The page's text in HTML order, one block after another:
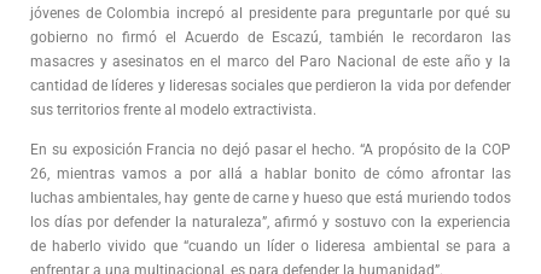
jóvenes de Colombia increpó al presidente para preguntarle por qué su
gobierno no firmó el Acuerdo de Escazú, también le recordaron las
masacres y asesinatos en el marco del Paro Nacional de este año y la
cantidad de líderes y lideresas sociales que perdieron la vida por defender
sus territorios frente al modelo extractivista.
En su exposición Francia no dejó pasar el hecho. “A propósito de la COP
26, mientras vamos a por allá a hablar bonito de cómo afrontar las
luchas ambientales, hay gente de carne y hueso que está muriendo todos
los días por defender la naturaleza”, afirmó y sostuvo con la experiencia
de haberlo vivido que “cuando un líder o lideresa ambiental se para a